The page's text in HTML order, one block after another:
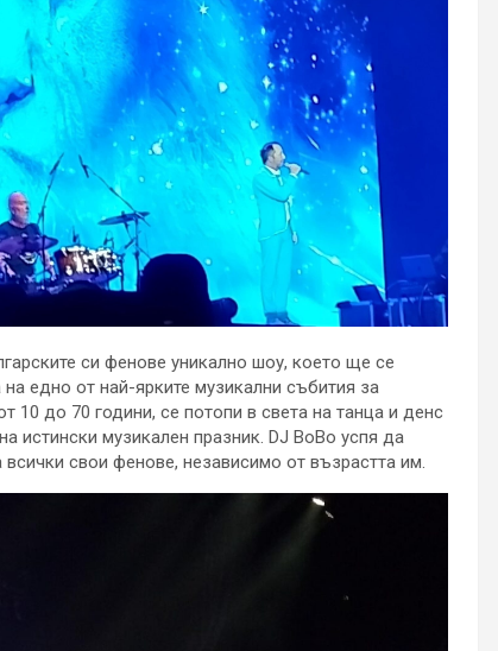
си фенове уникално шоу, което ще се
едно от най-ярките музикални събития за
10 до 70 години, се потопи в света на танца и денс
истински музикален празник. DJ BoBo успя да
свои фенове, независимо от възрастта им.